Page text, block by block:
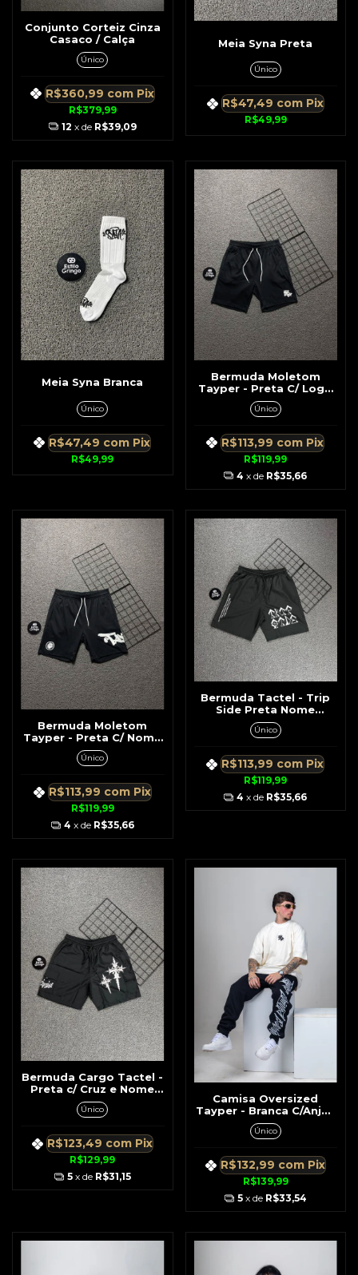
Conjunto Corteiz Cinza
Casaco / Calça
Único
R$379,99
R$360,99 com Pix
12 x de R$39,09
Meia Syna Preta
Único
R$49,99
R$47,49 com Pix
Meia Syna Branca
Único
R$49,99
R$47,49 com Pix
Bermuda Moletom
Tayper - Preta C/ Logo
TR
Único
R$119,99
R$113,99 com Pix
4 x de R$35,66
Bermuda Moletom
Tayper - Preta C/ Nome
Tayper Lateral
Único
R$119,99
R$113,99 com Pix
4 x de R$35,66
Bermuda Tactel - Trip
Side Preta Nome
Grande Branco
Único
R$119,99
R$113,99 com Pix
4 x de R$35,66
Bermuda Cargo Tactel -
Preta c/ Cruz e Nome
Trip Side Bolso
Único
R$129,99
R$123,49 com Pix
5 x de R$31,15
Camisa Oversized
Tayper - Branca C/Anjos
Armados
Único
R$139,99
R$132,99 com Pix
5 x de R$33,54